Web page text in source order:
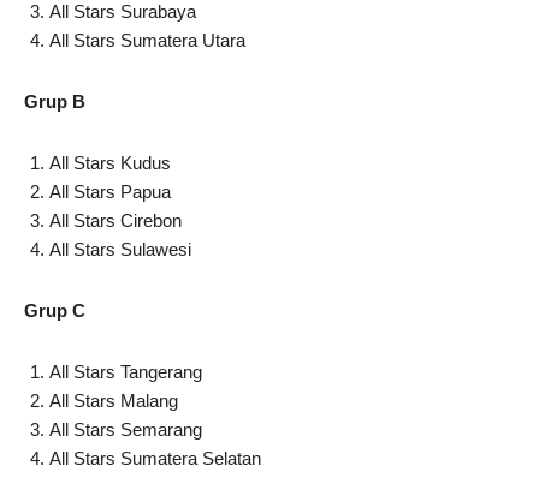
All Stars Surabaya
All Stars Sumatera Utara
Grup B
All Stars Kudus
All Stars Papua
All Stars Cirebon
All Stars Sulawesi
Grup C
All Stars Tangerang
All Stars Malang
All Stars Semarang
All Stars Sumatera Selatan